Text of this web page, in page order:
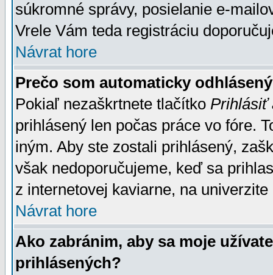
súkromné správy, posielanie e-
Vrele Vám teda registráciu
Návrat hore
Prečo som automaticky
Pokiaľ nezaškrtnete tlačítko Prihlásiť
prihlásený len počas práce vo fóre.
iným. Aby ste zostali prihlásený,
však nedoporučujeme, keď sa
z internetovej kaviarne, na univerzite
Návrat hore
Ako zabránim, aby sa moje
prihlásených?